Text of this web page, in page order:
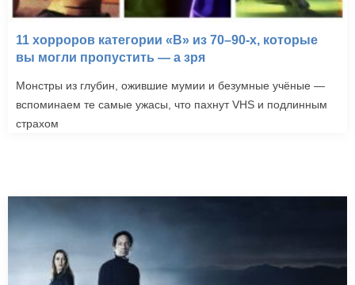
11 хорроров категории «B» из 70–90-х, которые
вы могли пропустить — а зря
Монстры из глубин, ожившие мумии и безумные учёные —
вспоминаем те самые ужасы, что пахнут VHS и подлинным
страхом